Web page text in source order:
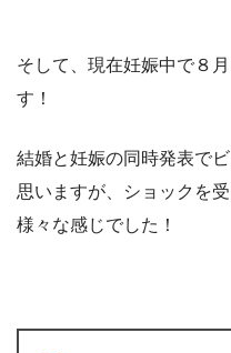
そして、現在妊娠中で８
す！
結婚と妊娠の同時発表で
思いますが、ショックを
様々な感じでした！